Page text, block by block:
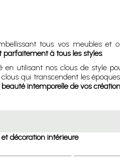
tous vos meubles
parfaitement à tous les styles.
en utilisant nos clous de style
qui transcendent les
intemporelle de vos
décoration intérieure